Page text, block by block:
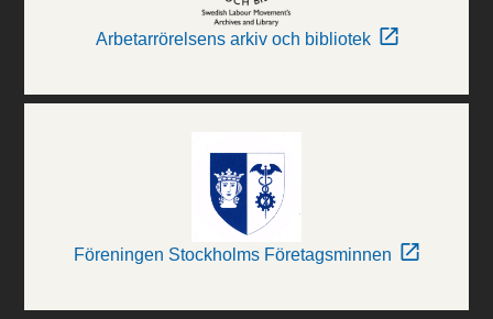
Arbetarrörelsens arkiv och bibliotek
Föreningen Stockholms Företagsminnen